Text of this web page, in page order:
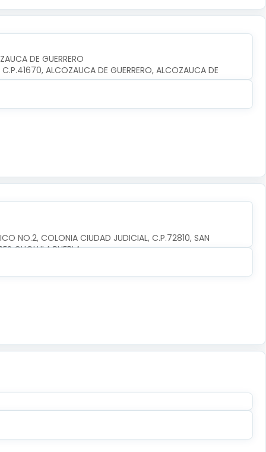
DE GUERRERO
C.P.41670, ALCOZAUCA DE GUERRERO, ALCOZAUCA DE
NO.2, COLONIA CIUDAD JUDICIAL, C.P.72810, SAN
CHOLULA,PUEBLA